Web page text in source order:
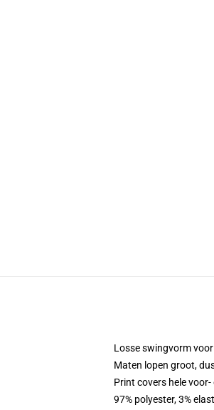
Losse swingvorm
Maten lopen groot,
Print covers hele
97% polyester, 3%